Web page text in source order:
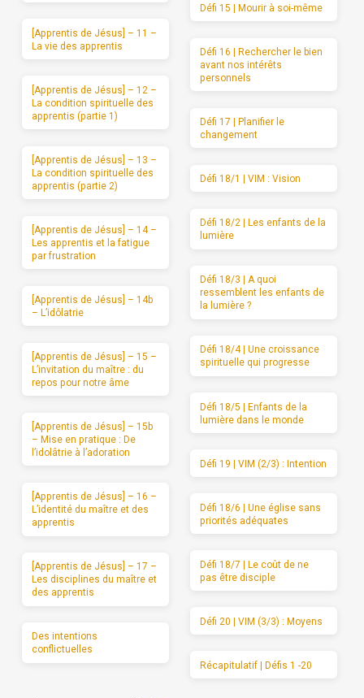
[Apprentis de Jésus] – 11 –
La vie des apprentis
[Apprentis de Jésus] – 12 –
La condition spirituelle des
apprentis (partie 1)
[Apprentis de Jésus] – 13 –
La condition spirituelle des
apprentis (partie 2)
[Apprentis de Jésus] – 14 –
Les apprentis et la fatigue
par frustration
[Apprentis de Jésus] – 14b
– L’idôlatrie
[Apprentis de Jésus] – 15 –
L’invitation du maître : du
repos pour notre âme
[Apprentis de Jésus] – 15b
– Mise en pratique : De
l’idolâtrie à l’adoration
[Apprentis de Jésus] – 16 –
L’identité du maître et des
apprentis
[Apprentis de Jésus] – 17 –
Les disciplines du maître et
des apprentis
Des intentions
conflictuelles
Défi 15 | Mourir à soi-même
Défi 16 | Rechercher le bien
avant nos intérêts
personnels
Défi 17 | Planifier le
changement
Défi 18/1 | VIM : Vision
Défi 18/2 | Les enfants de la
lumière
Défi 18/3 | A quoi
ressemblent les enfants de
la lumière ?
Défi 18/4 | Une croissance
spirituelle qui progresse
Défi 18/5 | Enfants de la
lumière dans le monde
Défi 19 | VIM (2/3) : Intention
Défi 18/6 | Une église sans
priorités adéquates
Défi 18/7 | Le coût de ne
pas être disciple
Défi 20 | VIM (3/3) : Moyens
Récapitulatif | Défis 1 -20